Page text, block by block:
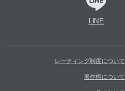
LINE
レーティング制度について
著作権について